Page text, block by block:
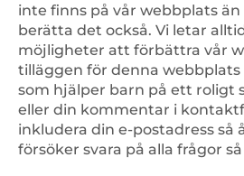
inte finns på vår webbplats
berätta det också. Vi letar
möjligheter att förbättra vår
tilläggen för denna webbplats
som hjälper barn på ett roligt
eller din kommentar i
inkludera din e-postadress så
försöker svara på alla frågor
Multiplikationstabeller
Multiplikation
► Division
Bråktal
► Troféskåp